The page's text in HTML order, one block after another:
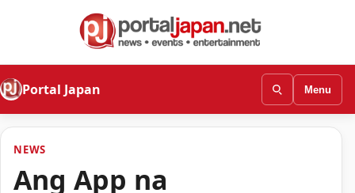
Portal Japan Menu
NEWS
Ang App na